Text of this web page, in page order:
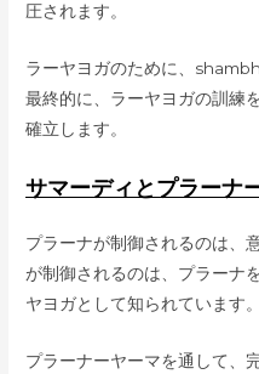
圧されます。
ラーヤヨガのために、
最終的に、ラーヤヨガの訓練
確立します。
サマーディとプラーナ
プラーナが制御されるのは、
が制御されるのは、プラーナ
ヤヨガとして知られています。
プラーナーヤーマを通して、